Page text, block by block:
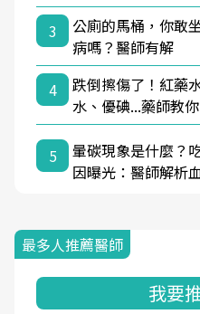
3
公廁的馬桶，你敢
病嗎？醫師有解
4
跌倒擦傷了！紅藥
水、優碘...藥師教
5
暈碳現象是什麼？
因曝光：醫師解析
最多人推薦醫師
我要